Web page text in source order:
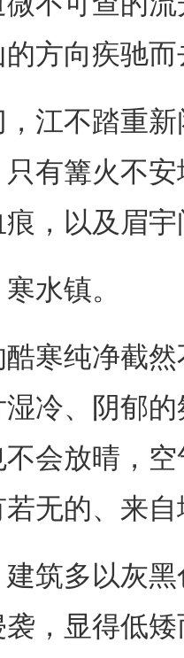
方向疾驰
不踏重新
有篝火不
，以及眉
水镇。
纯净截然
冷、阴郁
会放晴，
无的、来
多以灰黑
，显得低